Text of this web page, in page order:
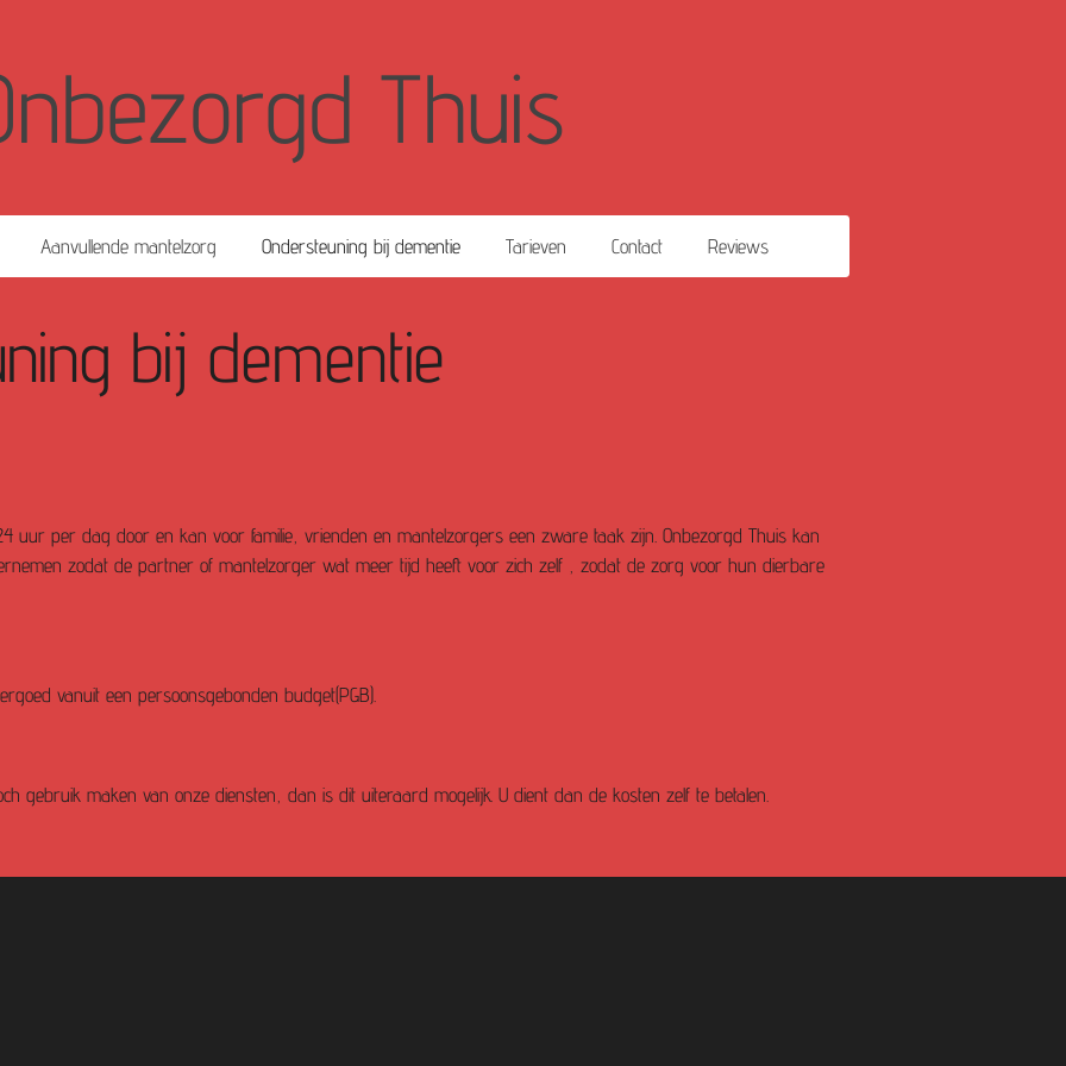
Thuis
Aanvullende mantelzorg Ondersteuning bij dementie Tarieven Contact Reviews
bij dementie
uur per dag door en kan voor familie, vrienden en mantelzorgers een zware taak zijn. Onbezorgd Thuis kan
zodat de partner of mantelzorger wat meer tijd heeft voor zich zelf , zodat de zorg voor hun dierbare
vanuit een persoonsgebonden budget(PGB).
gebruik maken van onze diensten, dan is dit uiteraard mogelijk. U dient dan de kosten zelf te betalen.